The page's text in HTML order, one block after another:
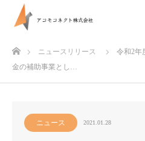
ニュースリリース
令和2年
金の補助事業とし…
ニュース 2021.01.28